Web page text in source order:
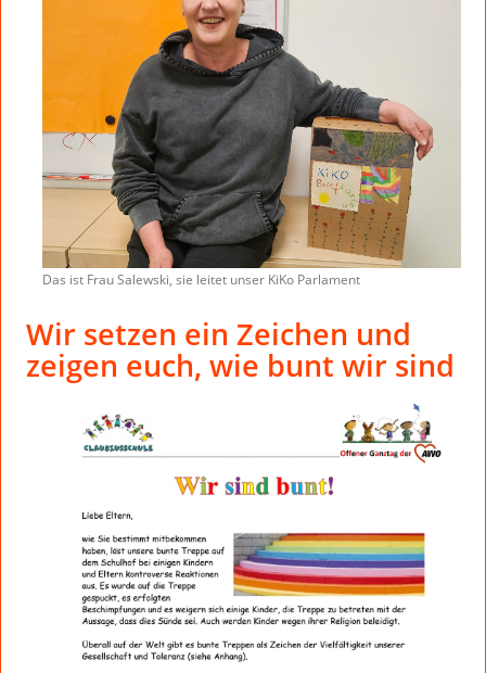
Das ist Frau Salewski, sie leitet unser KiKo Parlament
Wir setzen ein Zeichen und
zeigen euch, wie bunt wir sind